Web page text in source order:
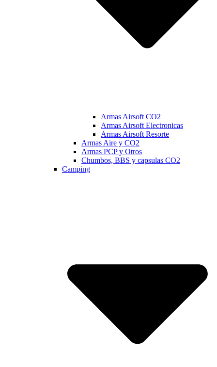
Armas Airsoft CO2
Armas Airsoft Electronicas
Armas Airsoft Resorte
Armas Aire y CO2
Armas PCP y Otros
Chumbos, BBS y capsulas CO2
Camping